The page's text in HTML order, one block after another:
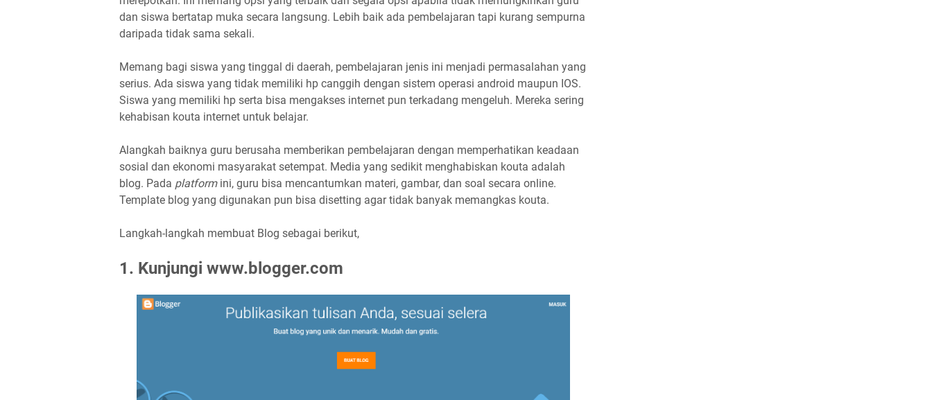
dan siswa bertatap muka secara langsung. Lebih baik ada pembelajaran tapi kurang sempurna
daripada tidak sama sekali.
Memang bagi siswa yang tinggal di daerah, pembelajaran jenis ini menjadi permasalahan yang
serius. Ada siswa yang tidak memiliki hp canggih dengan sistem operasi android maupun IOS.
Siswa yang memiliki hp serta bisa mengakses internet pun terkadang mengeluh. Mereka sering
kehabisan kouta internet untuk belajar.
Alangkah baiknya guru berusaha memberikan pembelajaran dengan memperhatikan keadaan
sosial dan ekonomi masyarakat setempat. Media yang sedikit menghabiskan kouta adalah
blog. Pada platformini, guru bisa mencantumkan materi, gambar, dan soal secara online.
Template blog yang digunakan pun bisa disetting agar tidak banyak memangkas kouta.
Langkah-langkah membuat Blog sebagai berikut,
1. Kunjungi www.blogger.com